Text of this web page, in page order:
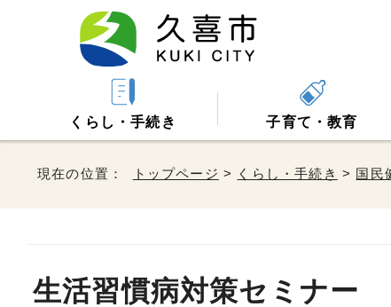
くらし・手続き 子育て・教育
現在の位置： トップページ > くらし・手続き > 国民
生活習慣病対策セミナー